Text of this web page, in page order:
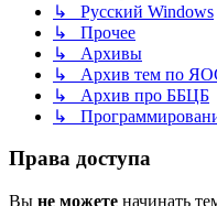
↳ Русский Windows
↳ Прочее
↳ Архивы
↳ Архив тем по
↳ Архив про ББЦБ
↳
Права доступа
Вы не можете начинать